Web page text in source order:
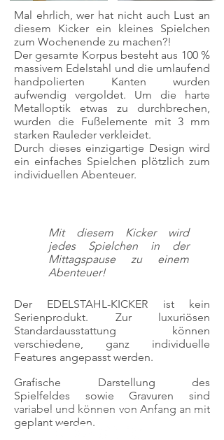
Mal ehrlich, wer hat nicht auch Lust an
diesem Kicker ein kleines Spielchen
zum Wochenende zu machen?!
Der gesamte Korpus besteht aus 100 %
massivem Edelstahl und die umlaufend
handpolierten Kanten wurden
aufwendig vergoldet. Um die harte
Metalloptik etwas zu durchbrechen,
wurden die Fußelemente mit 3 mm
starken Rauleder verkleidet.
Durch dieses einzigartige Design wird
ein einfaches Spielchen plötzlich zum
individuellen Abenteuer.
Mit diesem Kicker wird
jedes Spielchen in der
Mittagspause zu einem
Abenteuer!
Der EDELSTAHL-KICKER ist kein
Serienprodukt. Zur luxuriösen
Standardausstattung können
verschiedene, ganz individuelle
Features angepasst werden.
Grafische Darstellung des
Spielfeldes sowie Gravuren sind
variabel und können von Anfang an mit
geplant werden.